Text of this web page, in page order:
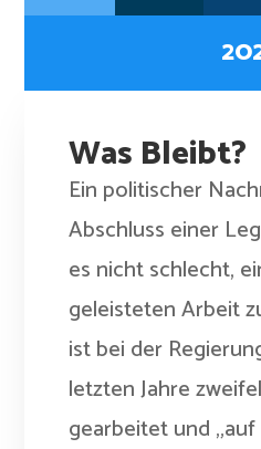
Was Bleibt?
Ein politischer
Abschluss einer
es nicht schlecht,
geleisteten Arbeit
ist bei der
letzten Jahre
gearbeitet und